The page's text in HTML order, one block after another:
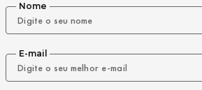
Nome
E-mail